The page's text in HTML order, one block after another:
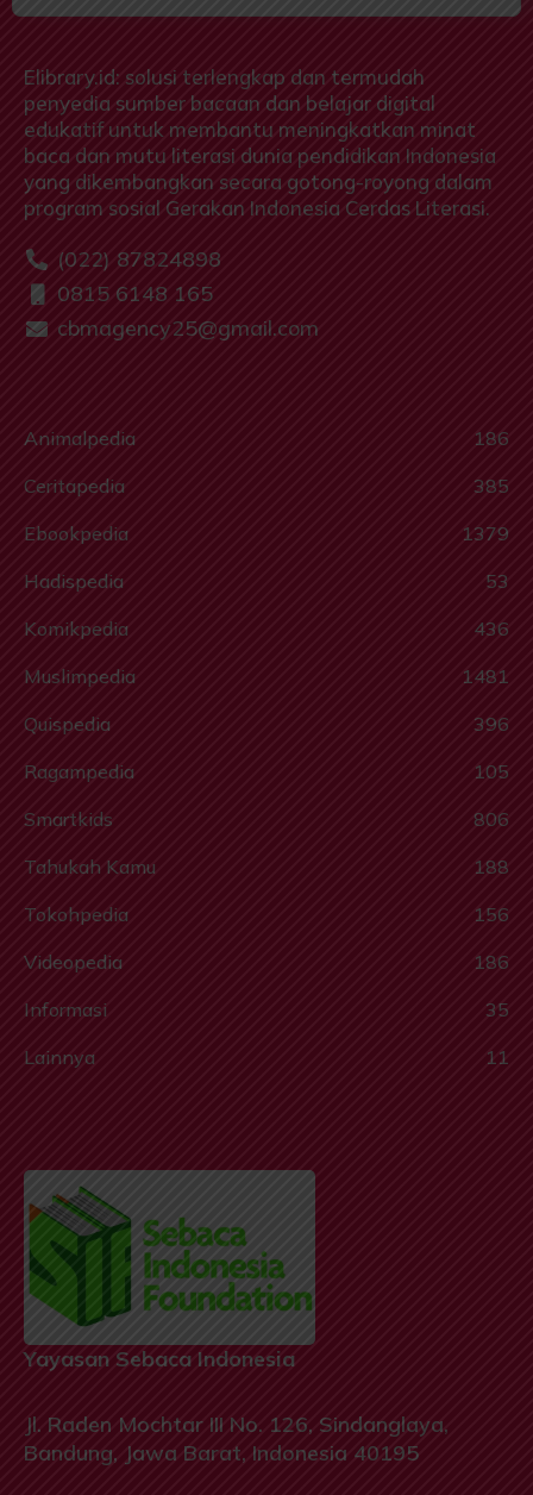
Elibrary.id: solusi terlengkap dan termudah
penyedia sumber bacaan dan belajar digital
edukatif untuk membantu meningkatkan minat
baca dan mutu literasi dunia pendidikan Indonesia
yang dikembangkan secara gotong-royong dalam
program sosial Gerakan Indonesia Cerdas Literasi.
(022) 87824898
0815 6148 165
cbmagency25@gmail.com
Animalpedia
186
Ceritapedia
385
Ebookpedia
1379
Hadispedia
53
Komikpedia
436
Muslimpedia
1481
Quispedia
396
Ragampedia
105
Smartkids
806
Tahukah Kamu
188
Tokohpedia
156
Videopedia
186
Informasi
35
Lainnya
11
Yayasan Sebaca Indonesia
Jl. Raden Mochtar III No. 126, Sindanglaya,
Bandung, Jawa Barat, Indonesia 40195